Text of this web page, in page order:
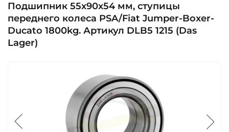
Подшипник 55х90х54 мм, ступицы
переднего колеса PSA/Fiat Jumper-Boxer-
Ducato 1800kg. Артикул DLB5 1215 (Das
Lager)